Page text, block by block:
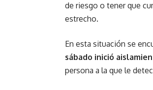
de riesgo o tener que
estrecho.
En esta situación se
sábado inició
persona a la que le